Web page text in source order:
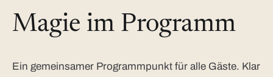
Magie im Programm
Ein gemeinsamer Programmpunkt für alle Gäste. Klar